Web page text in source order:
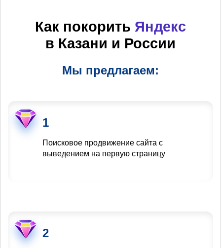
Как покорить Яндекс
в Казани и России
Мы предлагаем:
1
Поисковое продвижение сайта с
выведением на первую страницу
2